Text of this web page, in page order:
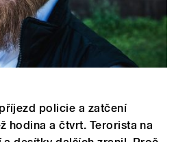
policie a zatčení
hodina a čtvrt. Terorista na